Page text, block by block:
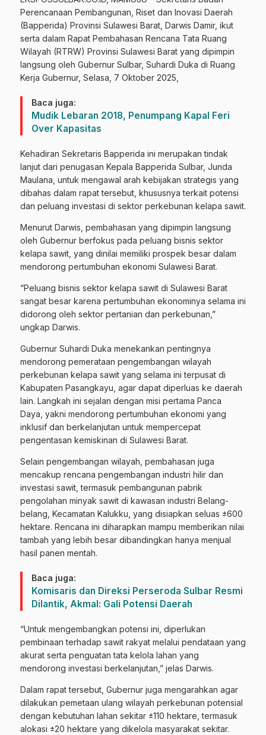
Perencanaan Pembangunan, Riset dan Inovasi Daerah
(Bapperida) Provinsi Sulawesi Barat, Darwis Damir, ikut
serta dalam Rapat Pembahasan Rencana Tata Ruang
Wilayah (RTRW) Provinsi Sulawesi Barat yang dipimpin
langsung oleh Gubernur Sulbar, Suhardi Duka di Ruang
Kerja Gubernur, Selasa, 7 Oktober 2025,
Baca juga:
Mudik Lebaran 2018, Penumpang Kapal Feri
Over Kapasitas
Kehadiran Sekretaris Bapperida ini merupakan tindak
lanjut dari penugasan Kepala Bapperida Sulbar, Junda
Maulana, untuk mengawal arah kebijakan strategis yang
dibahas dalam rapat tersebut, khususnya terkait potensi
dan peluang investasi di sektor perkebunan kelapa sawit.
Menurut Darwis, pembahasan yang dipimpin langsung
oleh Gubernur berfokus pada peluang bisnis sektor
kelapa sawit, yang dinilai memiliki prospek besar dalam
mendorong pertumbuhan ekonomi Sulawesi Barat.
“Peluang bisnis sektor kelapa sawit di Sulawesi Barat
sangat besar karena pertumbuhan ekonominya selama ini
didorong oleh sektor pertanian dan perkebunan,”
ungkap Darwis.
Gubernur Suhardi Duka menekankan pentingnya
mendorong pemerataan pengembangan wilayah
perkebunan kelapa sawit yang selama ini terpusat di
Kabupaten Pasangkayu, agar dapat diperluas ke daerah
lain. Langkah ini sejalan dengan misi pertama Panca
Daya, yakni mendorong pertumbuhan ekonomi yang
inklusif dan berkelanjutan untuk mempercepat
pengentasan kemiskinan di Sulawesi Barat.
Selain pengembangan wilayah, pembahasan juga
mencakup rencana pengembangan industri hilir dan
investasi sawit, termasuk pembangunan pabrik
pengolahan minyak sawit di kawasan industri Belang-
belang, Kecamatan Kalukku, yang disiapkan seluas ±600
hektare. Rencana ini diharapkan mampu memberikan nilai
tambah yang lebih besar dibandingkan hanya menjual
hasil panen mentah.
Baca juga:
Komisaris dan Direksi Perseroda Sulbar Resmi
Dilantik, Akmal: Gali Potensi Daerah
“Untuk mengembangkan potensi ini, diperlukan
pembinaan terhadap sawit rakyat melalui pendataan yang
akurat serta penguatan tata kelola lahan yang
mendorong investasi berkelanjutan,” jelas Darwis.
Dalam rapat tersebut, Gubernur juga mengarahkan agar
dilakukan pemetaan ulang wilayah perkebunan potensial
dengan kebutuhan lahan sekitar ±110 hektare, termasuk
alokasi ±20 hektare yang dikelola masyarakat sekitar.